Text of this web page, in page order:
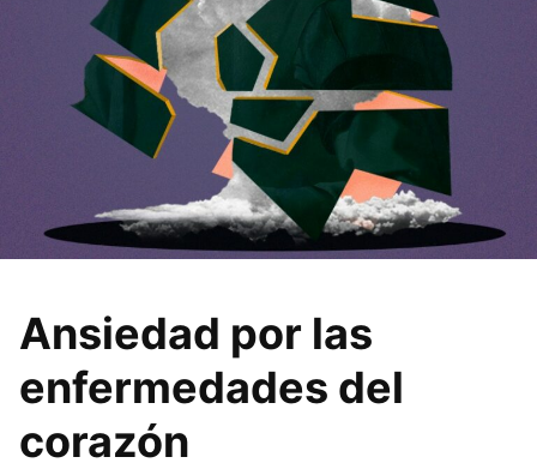
Ansiedad por las
enfermedades del
corazón